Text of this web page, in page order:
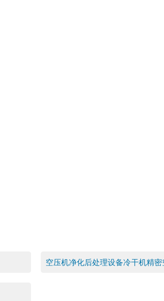
空压机净化后处理设备冷干机精